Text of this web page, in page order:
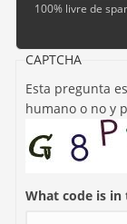
100% livre de
CAPTCHA
Esta pregunta
humano o no y
What code is in